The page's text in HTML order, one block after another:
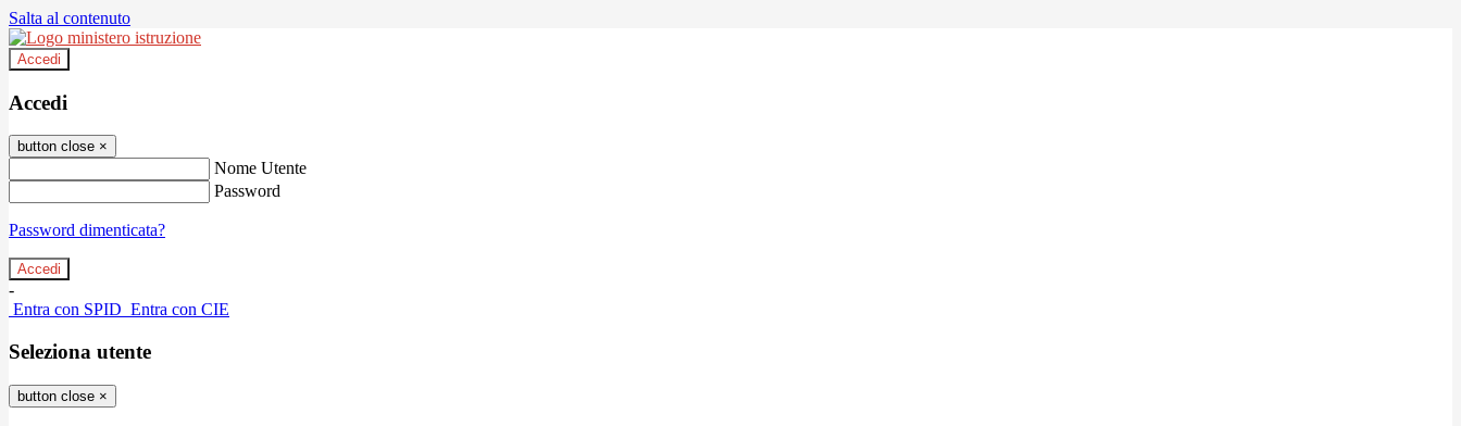
Salta al contenuto
Accedi
Accedi
button close ×
Nome Utente
Password
Password dimenticata?
-
Entra con SPID Entra con CIE
Seleziona utente
button close ×